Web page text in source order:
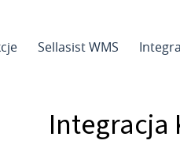
Sellasist WMS
Integracja